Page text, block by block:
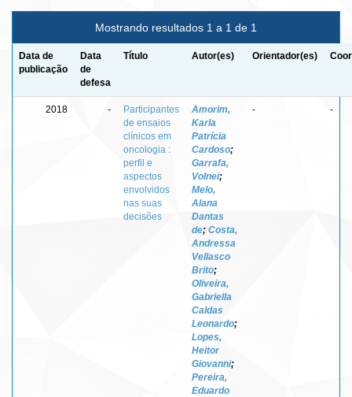
Mostrando resultados 1 a 1 de 1
Data de
publicação
Data
de
defesa
Título Autor(es) Orientador(es)
2018 -
Participantes
de ensaios
clínicos em
oncologia :
perfil e
aspectos
envolvidos
nas suas
decisões
Amorim,
Karla
Patrícia
Cardoso;
Garrafa,
Volnei;
Melo,
Alana
Dantas
de; Costa,
Andressa
Vellasco
Brito;
Oliveira,
Gabriella
Caldas
Leonardo;
Lopes,
Heitor
Giovanni;
Pereira,
Eduardo
- -